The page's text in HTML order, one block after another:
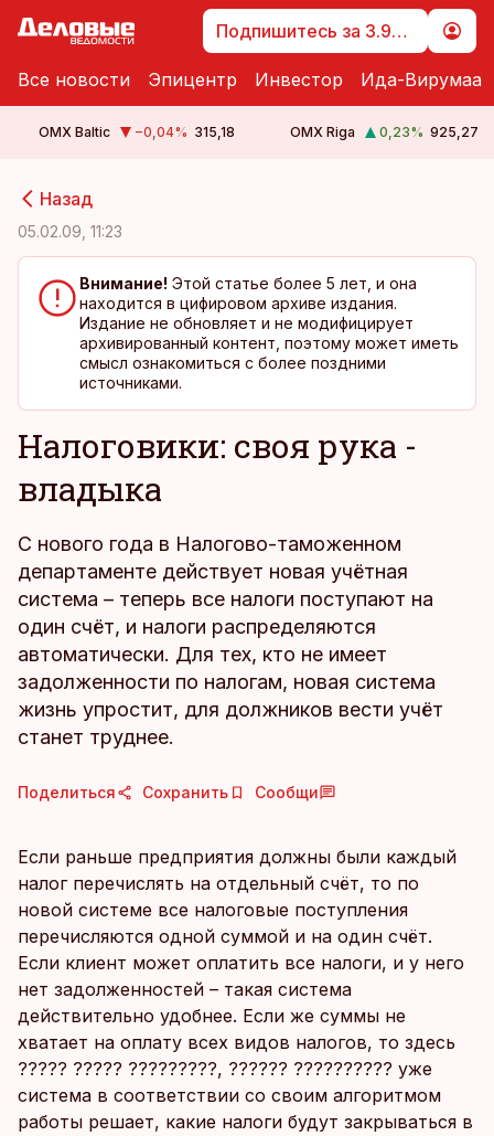
Подпишитесь за 3.99 €
Все новости Эпицентр Инвестор Ида-Вирумаа
OMX Baltic −0,04% 315,18 OMX Riga 0,23% 925,27
Назад
05.02.09, 11:23
Внимание! Этой статье более 5 лет, и она
находится в цифировом архиве издания.
Издание не обновляет и не модифицирует
архивированный контент, поэтому может иметь
смысл ознакомиться с более поздними
источниками.
Налоговики: своя рука -
владыка
С нового года в Налогово-таможенном
департаменте действует новая учётная
система – теперь все налоги поступают на
один счёт, и налоги распределяются
автоматически. Для тех, кто не имеет
задолженности по налогам, новая система
жизнь упростит, для должников вести учёт
станет труднее.
Поделиться Сохранить Сообщи
Если раньше предприятия должны были каждый
налог перечислять на отдельный счёт, то по
новой системе все налоговые поступления
перечисляются одной суммой и на один счёт.
Если клиент может оплатить все налоги, и у него
нет задолженностей – такая система
действительно удобнее. Если же суммы не
хватает на оплату всех видов налогов, то здесь
????? ????? ?????????, ?????? ?????????? уже
система в соответствии со своим алгоритмом
работы решает, какие налоги будут закрываться в